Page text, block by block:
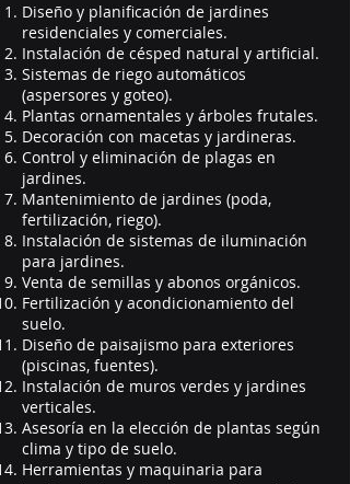
Diseño y planificación de jardines
residenciales y comerciales.
Instalación de césped natural y artificial.
Sistemas de riego automáticos
(aspersores y goteo).
Plantas ornamentales y árboles frutales.
Decoración con macetas y jardineras.
Control y eliminación de plagas en
jardines.
Mantenimiento de jardines (poda,
fertilización, riego).
Instalación de sistemas de iluminación
para jardines.
Venta de semillas y abonos orgánicos.
Fertilización y acondicionamiento del
suelo.
Diseño de paisajismo para exteriores
(piscinas, fuentes).
Instalación de muros verdes y jardines
verticales.
Asesoría en la elección de plantas según
clima y tipo de suelo.
Herramientas y maquinaria para